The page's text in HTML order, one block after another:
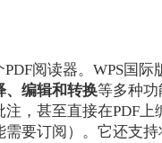
阅读器。WPS国际
、编辑和转换等多种功
，甚至直接在PDF上
需要订阅）。它还支持